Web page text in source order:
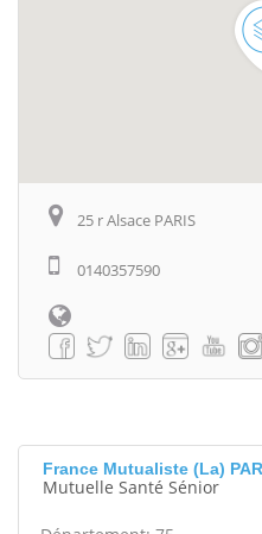
25 r Alsace PARIS
0140357590
France Mutualiste (La)
Mutuelle Santé Sénior